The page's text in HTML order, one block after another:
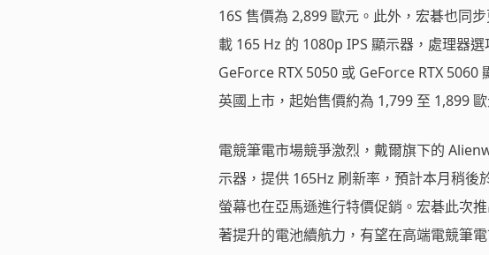
16S 售價為 2,899 歐元。此外，宏碁也同
載 165 Hz 的 1080p IPS 顯示器，處理器
GeForce RTX 5050 或 GeForce RTX
英國上市，起始售價約為 1,799 至 1,899 歐
電競筆電市場競爭激烈，戴爾旗下的
示器，提供 165Hz 刷新率，預計本月稍
螢幕也在亞馬遜進行特價促銷。宏碁此次
著提升的電池續航力，有望在高端電競筆